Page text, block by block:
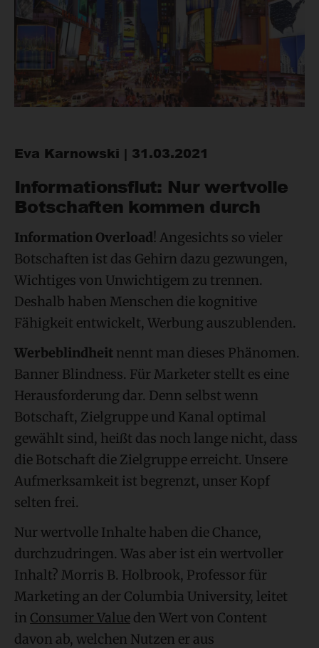
Eva Karnowski | 31.03.2021
Informationsflut: Nur wertvolle
Botschaften kommen durch
Information Overload ! Angesichts so vieler
Botschaften ist das Gehirn dazu gezwungen,
Wichtiges von Unwichtigem zu trennen.
Deshalb haben Menschen die kognitive
Fähigkeit entwickelt, Werbung auszublenden.
Werbeblindheit nennt man dieses Phänomen.
Banner Blindness. Für Marketer stellt es eine
Herausforderung dar. Denn selbst wenn
Botschaft, Zielgruppe und Kanal optimal
gewählt sind, heißt das noch lange nicht, dass
die Botschaft die Zielgruppe erreicht. Unsere
Aufmerksamkeit ist begrenzt, unser Kopf
selten frei.
Nur wertvolle Inhalte haben die Chance,
durchzudringen. Was aber ist ein wertvoller
Inhalt? Morris B. Holbrook, Professor für
Marketing an der Columbia University, leitet
in Consumer Value den Wert von Content
davon ab, welchen Nutzen er aus